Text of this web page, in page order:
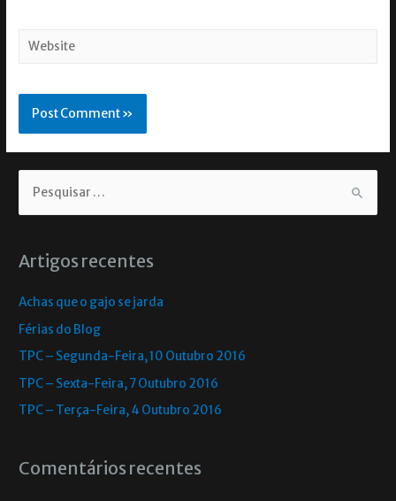
Artigos recentes
Achas que o gajo se jarda
Férias do Blog
TPC – Segunda-Feira, 10 Outubro 2016
TPC – Sexta-Feira, 7 Outubro 2016
TPC – Terça-Feira, 4 Outubro 2016
Comentários recentes